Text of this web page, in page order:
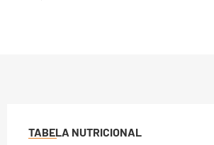
TABELA NUTRICIONAL